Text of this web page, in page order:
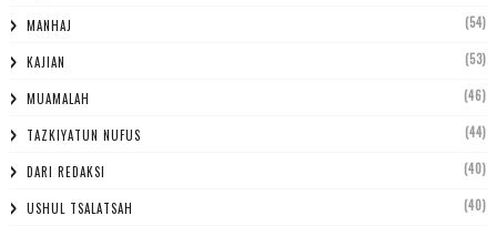
MANHAJ (54)
KAJIAN (53)
MUAMALAH (46)
TAZKIYATUN NUFUS (44)
DARI REDAKSI (40)
USHUL TSALATSAH (40)